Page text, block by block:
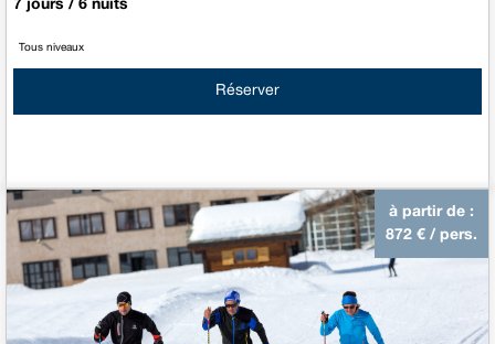
7 jours / 6 nuits
Tous niveaux
Réserver
à partir de :
872 € / pers.